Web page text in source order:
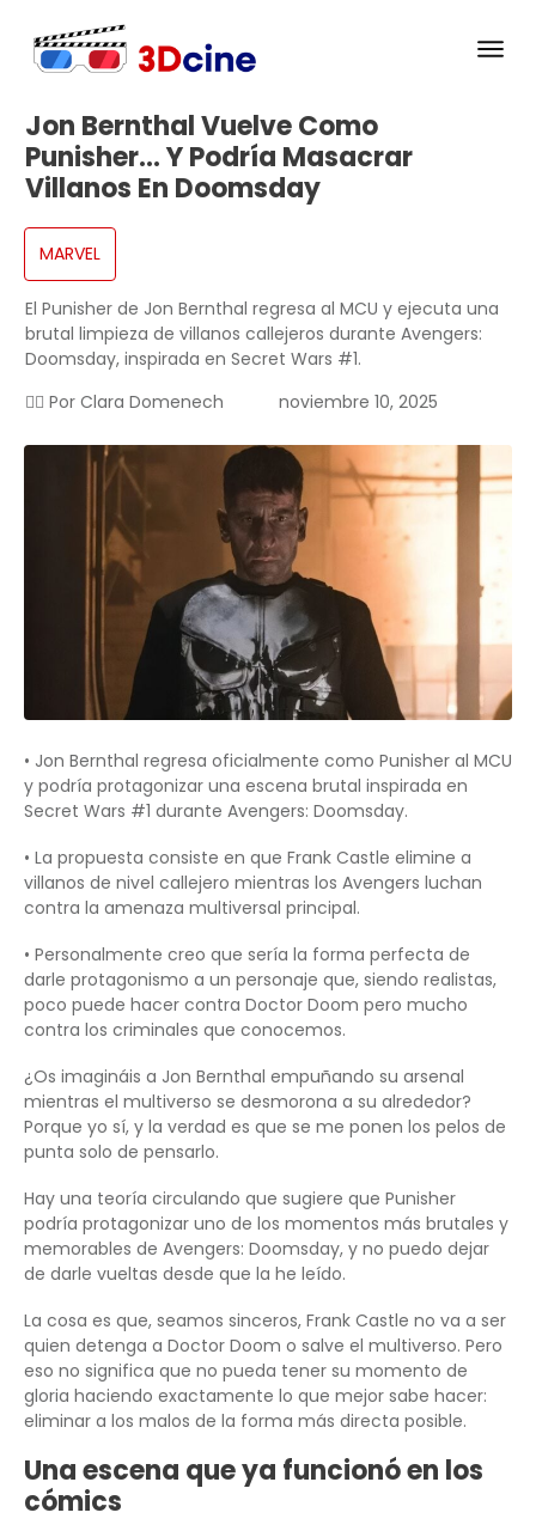
Jon Bernthal Vuelve Como
Punisher… Y Podría Masacrar
Villanos En Doomsday
MARVEL
El Punisher de Jon Bernthal regresa al MCU y ejecuta una
brutal limpieza de villanos callejeros durante Avengers:
Doomsday, inspirada en Secret Wars #1.
✍🏻 Por Clara Domenech noviembre 10, 2025
• Jon Bernthal regresa oficialmente como Punisher al MCU
y podría protagonizar una escena brutal inspirada en
Secret Wars #1 durante Avengers: Doomsday.
• La propuesta consiste en que Frank Castle elimine a
villanos de nivel callejero mientras los Avengers luchan
contra la amenaza multiversal principal.
• Personalmente creo que sería la forma perfecta de
darle protagonismo a un personaje que, siendo realistas,
poco puede hacer contra Doctor Doom pero mucho
contra los criminales que conocemos.
¿Os imagináis a Jon Bernthal empuñando su arsenal
mientras el multiverso se desmorona a su alrededor?
Porque yo sí, y la verdad es que se me ponen los pelos de
punta solo de pensarlo.
Hay una teoría circulando que sugiere que Punisher
podría protagonizar uno de los momentos más brutales y
memorables de Avengers: Doomsday, y no puedo dejar
de darle vueltas desde que la he leído.
La cosa es que, seamos sinceros, Frank Castle no va a ser
quien detenga a Doctor Doom o salve el multiverso. Pero
eso no significa que no pueda tener su momento de
gloria haciendo exactamente lo que mejor sabe hacer:
eliminar a los malos de la forma más directa posible.
Una escena que ya funcionó en los
cómics